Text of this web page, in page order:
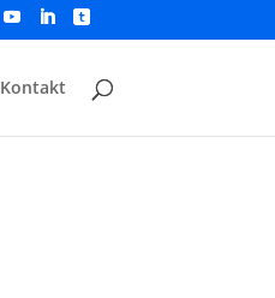
Kontakt